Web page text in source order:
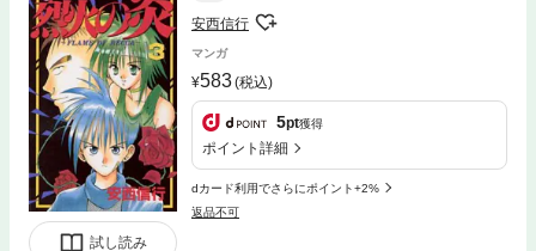
試し読み
安西信行
マンガ
583(税込)
5pt獲得
ポイント詳細
dカード利用でさらにポイント+2%
返品不可